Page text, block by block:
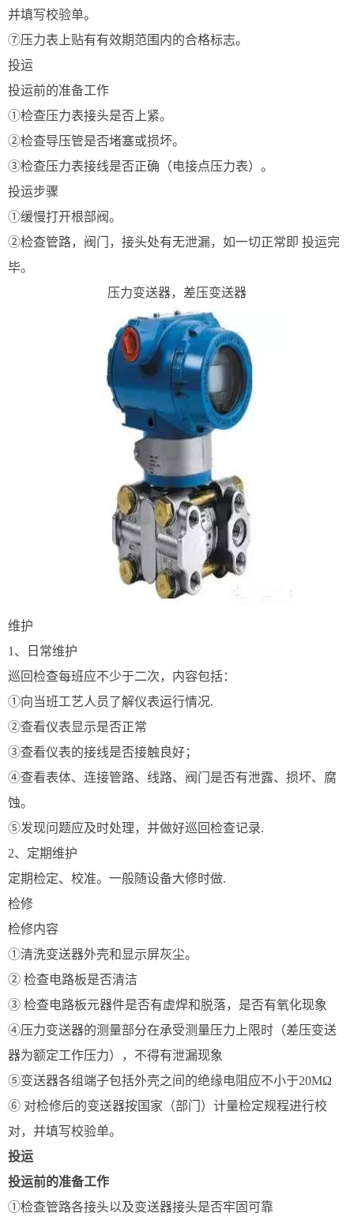
并填写校验单。
⑦压力表上贴有有效期范围内的合格标志。
投运
投运前的准备工作
①检查压力表接头是否上紧。
②检查导压管是否堵塞或损坏。
③检查压力表接线是否正确（电接点压力表）。
投运步骤
①缓慢打开根部阀。
②检查管路，阀门，接头处有无泄漏，如一切正常即 投运完
毕。
压力变送器，差压变送器
维护
1、日常维护
巡回检查每班应不少于二次，内容包括：
①向当班工艺人员了解仪表运行情况.
②查看仪表显示是否正常
③查看仪表的接线是否接触良好；
④查看表体、连接管路、线路、阀门是否有泄露、损坏、腐
蚀。
⑤发现问题应及时处理，并做好巡回检查记录.
2、定期维护
定期检定、校准。一般随设备大修时做.
检修
检修内容
①清洗变送器外壳和显示屏灰尘。
② 检查电路板是否清洁
③ 检查电路板元器件是否有虚焊和脱落，是否有氧化现象
④压力变送器的测量部分在承受测量压力上限时（差压变送
器为额定工作压力），不得有泄漏现象
⑤变送器各组端子包括外壳之间的绝缘电阻应不小于20MΩ
⑥ 对检修后的变送器按国家（部门）计量检定规程进行校
对，并填写校验单。
投运
投运前的准备工作
①检查管路各接头以及变送器接头是否牢固可靠